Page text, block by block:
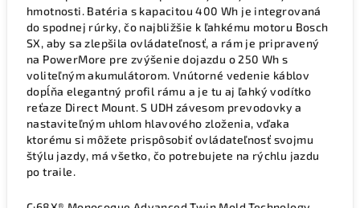
hmotnosti. Batéria s kapacitou 400 Wh je integrovaná
do spodnej rúrky, čo najbližšie k ľahkému motoru Bosch
SX, aby sa zlepšila ovládateľnosť, a rám je pripravený
na PowerMore pre zvýšenie dojazdu o 250 Wh s
voliteľným akumulátorom. Vnútorné vedenie káblov
dopĺňa elegantný profil rámu a je tu aj ľahký vodítko
reťaze Direct Mount. S UDH závesom prevodovky a
nastaviteľným uhlom hlavového zloženia, vďaka
ktorému si môžete prispôsobiť ovládateľnosť svojmu
štýlu jazdy, má všetko, čo potrebujete na rýchlu jazdu
po traile.